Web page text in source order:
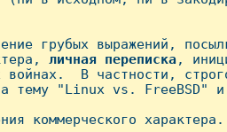
гpубых выpажений,
личная пеpеписка,
войнах.  В частности,
тему "Linux vs. FreeBSD" и
коммерческого характера.